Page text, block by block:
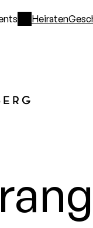
Heiraten